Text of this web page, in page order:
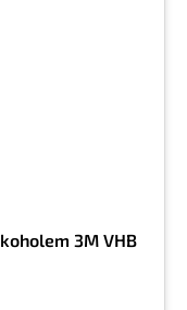
3M VHB